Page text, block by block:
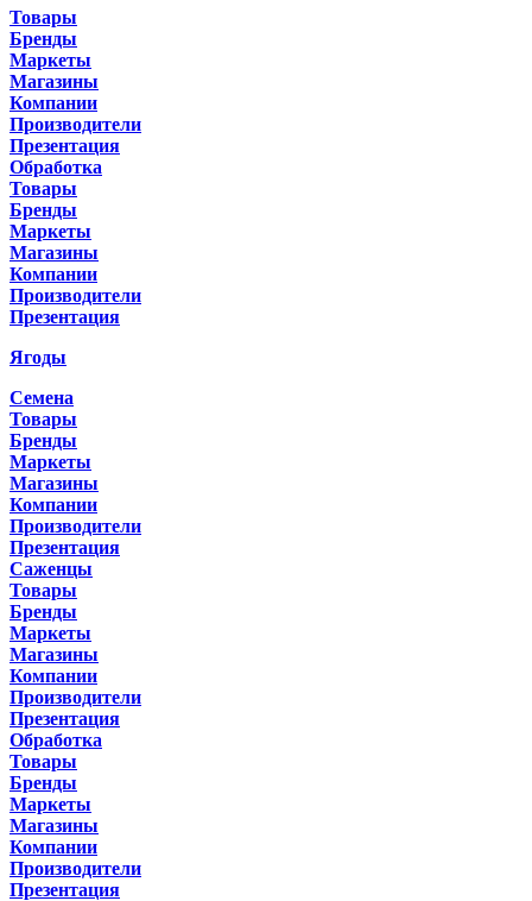
Товары
Бренды
Маркеты
Магазины
Компании
Производители
Презентация
Обработка
Товары
Бренды
Маркеты
Магазины
Компании
Производители
Презентация
Ягоды
Семена
Товары
Бренды
Маркеты
Магазины
Компании
Производители
Презентация
Саженцы
Товары
Бренды
Маркеты
Магазины
Компании
Производители
Презентация
Обработка
Товары
Бренды
Маркеты
Магазины
Компании
Производители
Презентация